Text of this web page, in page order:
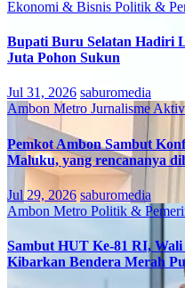
Ekonomi & Bisnis Politik &
Bupati Buru Selatan Hadiri
Juta Pohon Sukun
Jul 31, 2026 saburomedia
Ambon Metro Jurnalisme
Pemkot Ambon Sambut
Maluku, yang rencananya
Jul 29, 2026 saburomedia
Ambon Metro Politik &
Sambut HUT Ke-81 RI,
Kibarkan Bendera Merah